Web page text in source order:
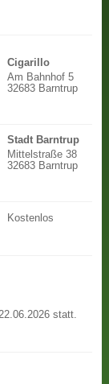
Cigarillo
Am Bahnhof 5
32683 Barntrup
Stadt Barntrup
Mittelstraße 38
32683 Barntrup
Kostenlos
statt.